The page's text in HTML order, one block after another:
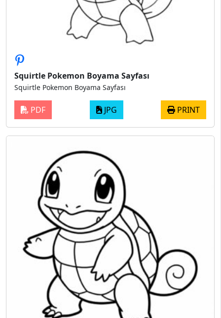
Squirtle Pokemon Boyama Sayfası
Squirtle Pokemon Boyama Sayfası
PDF JPG PRINT